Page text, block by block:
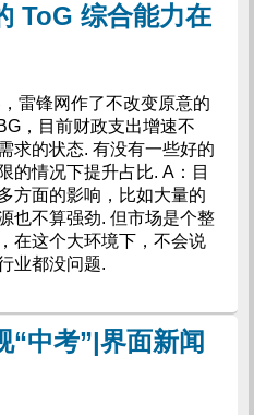
ToG 综合能力在
雷锋网作了不改变原意的
，目前财政支出增速不
求的状态. 有没有一些好的
的情况下提升占比. A：目
方面的影响，比如大量的
也不算强劲. 但市场是个整
在这个大环境下，不会说
业都没问题.
“中考”|界面新闻